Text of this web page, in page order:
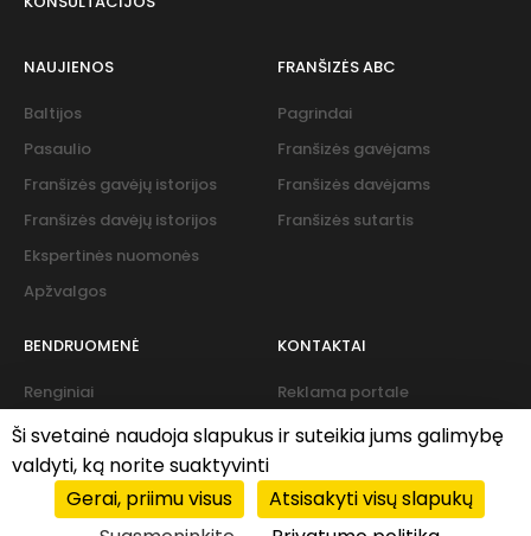
NAUJIENOS
Baltijos
Pasaulio
Franšizės gavėjų istorijos
Franšizės davėjų istorijos
Ekspertinės nuomonės
Apžvalgos
FRANŠIZĖS ABC
Pagrindai
Franšizės gavėjams
Franšizės davėjams
Franšizės sutartis
BENDRUOMENĖ
Renginiai
Naujienlaiškis
KONTAKTAI
Reklama portale
Slapukų politika|Privacy policy
Ši svetainė naudoja slapukus ir suteikia jums galimybę
valdyti, ką norite suaktyvinti
Gerai, priimu visus
Atsisakyti visų slapukų